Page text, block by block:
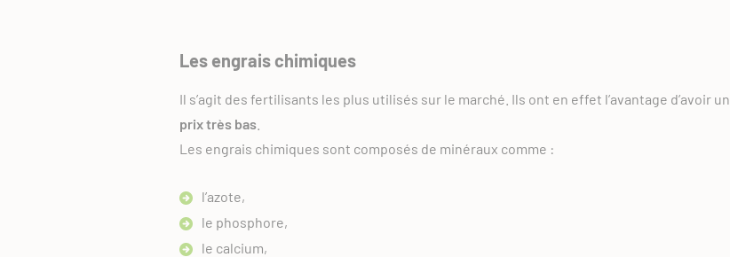
Les engrais chimiques
Il s’agit des fertilisants les plus utilisés sur le marché. Ils ont en effet l’avantage d’avoir un
prix très bas
Les engrais chimiques sont composés de minéraux comme :
l’azote,
le phosphore,
le calcium,